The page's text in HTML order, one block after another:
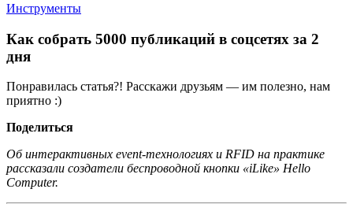
Инструменты
Как собрать 5000 публикаций в соцсетях за 2
дня
Понравилась статья?! Расскажи друзьям — им полезно, нам
приятно :)
Поделиться
Об интерактивных event-технологиях и RFID на практике
рассказали создатели беспроводной кнопки «iLike» Hello
Computer.